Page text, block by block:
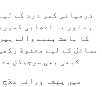
درمیانی کمر درد کے
ہے اور یہ اعصابی
کا باعث بننے والے
مسائل کے لیے محفوظ
کبھی بھی سرجیکل
میں پیشہ ورانہ